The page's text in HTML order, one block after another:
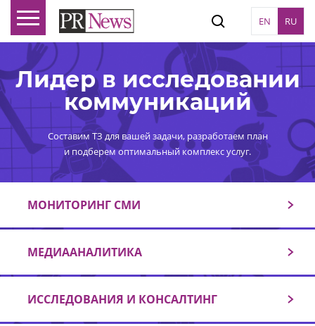
EN RU
Лидер в исследовании
коммуникаций
Составим ТЗ для вашей задачи, разработаем план
и подберем оптимальный комплекс услуг.
МОНИТОРИНГ СМИ
МЕДИААНАЛИТИКА
ИССЛЕДОВАНИЯ И КОНСАЛТИНГ